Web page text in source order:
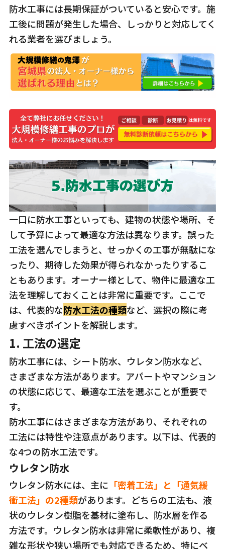
防水工事には長期保証がついていると安心です。施
工後に問題が発生した場合、しっかりと対応してく
れる業者を選びましょう。
一口に防水工事といっても、建物の状態や場所、そ
して予算によって最適な方法は異なります。誤った
工法を選んでしまうと、せっかくの工事が無駄にな
ったり、期待した効果が得られなかったりするこ
ともあります。オーナー様として、物件に最適な工
法を理解しておくことは非常に重要です。ここで
は、代表的な防水工法の種類など、選択の際に考
慮すべきポイントを解説します。
1. 工法の選定
防水工事には、シート防水、ウレタン防水など、
さまざまな方法があります。アパートやマンション
の状態に応じて、最適な工法を選ぶことが重要で
す。
防水工事にはさまざまな方法があり、それぞれの
工法には特性や注意点があります。以下は、代表的
な4つの防水工法です。
ウレタン防水
ウレタン防水には、主に 「密着工法」と「通気緩
衝工法」の2種類があります。どちらの工法も、液
状のウレタン樹脂を基材に塗布し、防水層を作る
方法です。ウレタン防水は非常に柔軟性があり、複
雑な形状や狭い場所でも対応できるため、特にベ